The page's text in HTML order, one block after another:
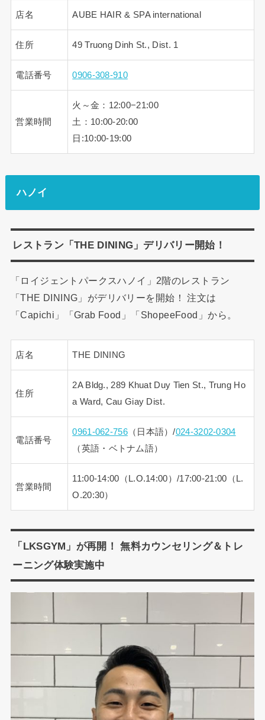
店名 AUBE HAIR & SPA international
住所 49 Truong Dinh St., Dist. 1
電話番号 0906-308-910
営業時間
火～金：12:00−21:00
土：10:00-20:00
日:10:00-19:00
ハノイ
レストラン「THE DINING」デリバリー開始！
「ロイジェントパークスハノイ」2階のレストラン
「THE DINING」がデリバリーを開始！ 注文は
「Capichi」「Grab Food」「ShopeeFood」から。
店名 THE DINING
住所
2A Bldg., 289 Khuat Duy Tien St., Trung Ho
a Ward, Cau Giay Dist.
電話番号
0961-062-756（日本語）/024-3202-0304
（英語・ベトナム語）
営業時間
11:00-14:00（L.O.14:00）/17:00-21:00（L.
O.20:30）
「LKSGYM」が再開！ 無料カウンセリング＆トレ
ーニング体験実施中